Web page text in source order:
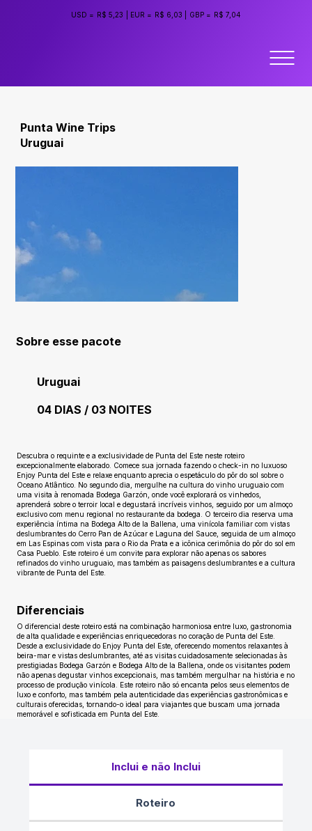
USD = R$ 5,23 EUR = R$ 6,03 GBP = R$ 7,04
Punta Wine Trips
Uruguai
Sobre esse pacote
Uruguai
04 DIAS / 03 NOITES
Descubra o requinte e a exclusividade de Punta del Este neste roteiro
excepcionalmente elaborado. Comece sua jornada fazendo o check-in no luxuoso
Enjoy Punta del Este e relaxe enquanto aprecia o espetáculo do pôr do sol sobre o
Oceano Atlântico. No segundo dia, mergulhe na cultura do vinho uruguaio com
uma visita à renomada Bodega Garzón, onde você explorará os vinhedos,
aprenderá sobre o terroir local e degustará incríveis vinhos, seguido por um almoço
exclusivo com menu regional no restaurante da bodega. O terceiro dia reserva uma
experiência íntima na Bodega Alto de la Ballena, uma vinícola familiar com vistas
deslumbrantes do Cerro Pan de Azúcar e Laguna del Sauce, seguida de um almoço
em Las Espinas com vista para o Rio da Prata e a icônica cerimônia do pôr do sol em
Casa Pueblo. Este roteiro é um convite para explorar não apenas os sabores
refinados do vinho uruguaio, mas também as paisagens deslumbrantes e a cultura
vibrante de Punta del Este.
Diferenciais
O diferencial deste roteiro está na combinação harmoniosa entre luxo, gastronomia
de alta qualidade e experiências enriquecedoras no coração de Punta del Este.
Desde a exclusividade do Enjoy Punta del Este, oferecendo momentos relaxantes à
beira-mar e vistas deslumbrantes, até as visitas cuidadosamente selecionadas às
prestigiadas Bodega Garzón e Bodega Alto de la Ballena, onde os visitantes podem
não apenas degustar vinhos excepcionais, mas também mergulhar na história e no
processo de produção vinícola. Este roteiro não só encanta pelos seus elementos de
luxo e conforto, mas também pela autenticidade das experiências gastronômicas e
culturais oferecidas, tornando-o ideal para viajantes que buscam uma jornada
memorável e sofisticada em Punta del Este.
Inclui e não Inclui
Roteiro